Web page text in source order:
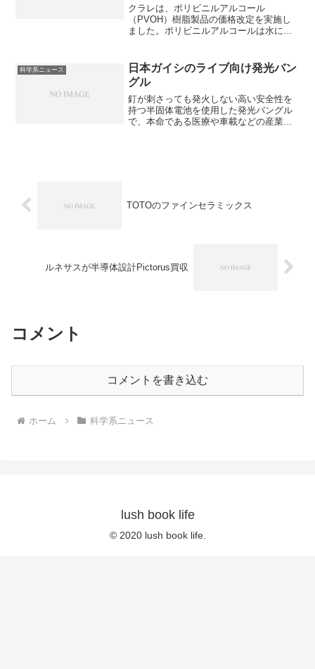
決できるのかを知ることができます。
​クラレは、ポリビニルアルコール
（PVOH）樹脂製品の価格改定を実施し
ました。ポリビニルアルコールは水に溶
ビニルアルコールの特徴と特徴を活かし
て、どのような分野で利用されているの
かを知ることができます。
科学系ニュース
日本ガイシのライブ向け発光バン
グル
釘が刺さっても発火しない高い安全性を
持つ半固体電池を使用した発光バングル
で、本命である医療や車載などの産業市
TOTOのファインセラミックス
ルネサスが半導体設計Pictorus買収
コメント
コメントを書き込む
ホーム 科学系ニュース
lush book life
© 2020 lush book life.